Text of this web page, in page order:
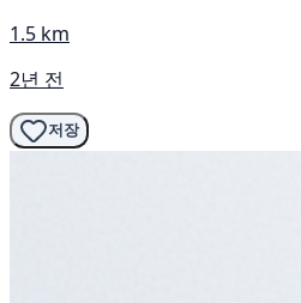
1.5 km
2년 전
저장